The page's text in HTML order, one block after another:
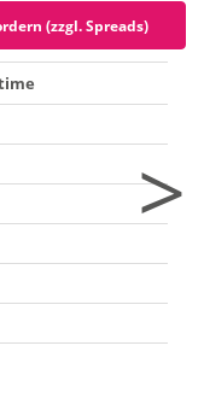
(zzgl. Spreads)
>